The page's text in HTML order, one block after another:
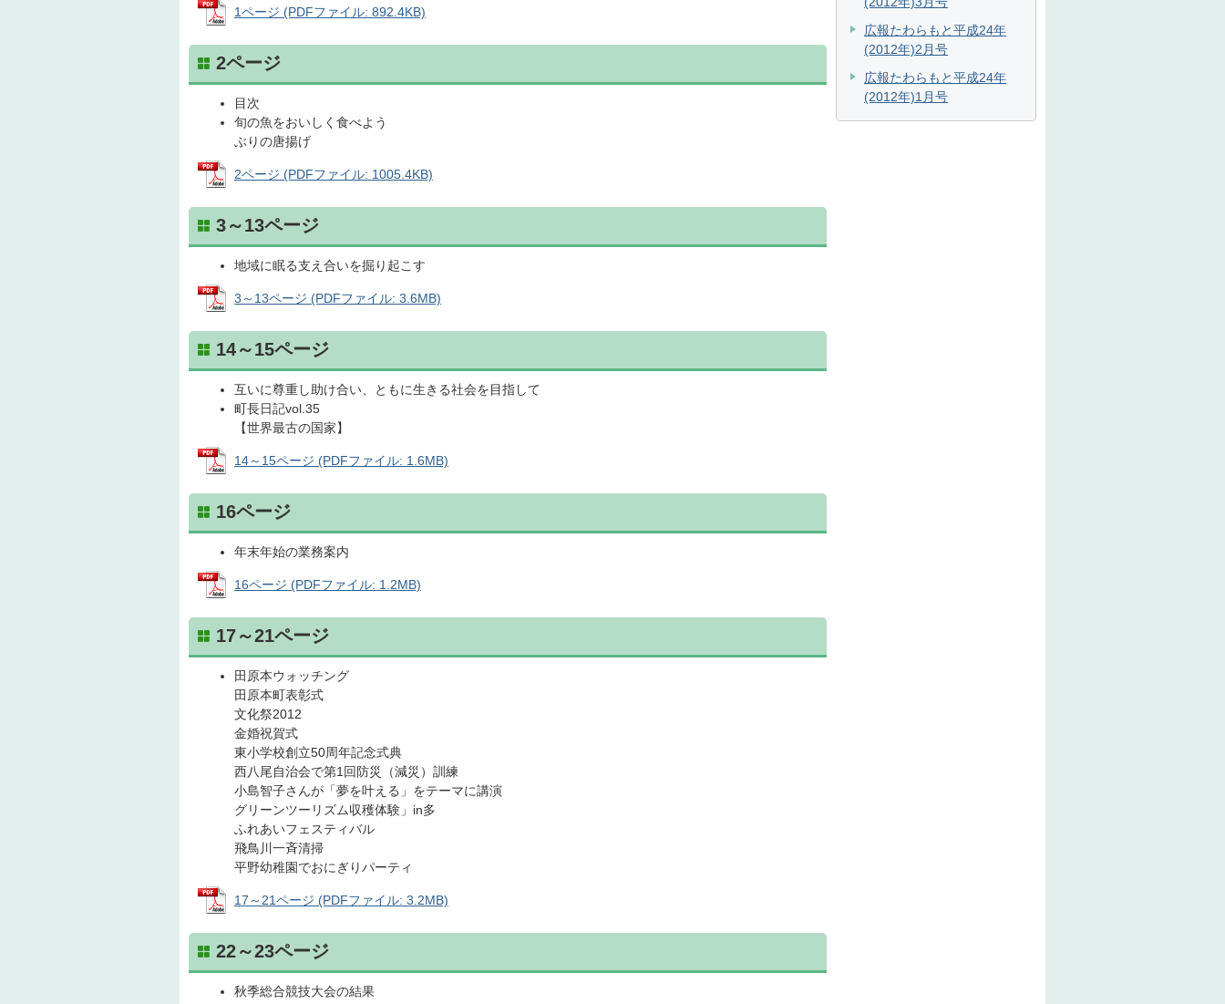
1ページ (PDFファイル: 892.4KB)
2ページ
目次
旬の魚をおいしく食べよう
ぶりの唐揚げ
2ページ (PDFファイル: 1005.4KB)
3～13ページ
地域に眠る支え合いを掘り起こす
3～13ページ (PDFファイル: 3.6MB)
14～15ページ
互いに尊重し助け合い、ともに生きる社会を目指して
町長日記vol.35
【世界最古の国家】
14～15ページ (PDFファイル: 1.6MB)
16ページ
年末年始の業務案内
16ページ (PDFファイル: 1.2MB)
17～21ページ
田原本ウォッチング
田原本町表彰式
文化祭2012
金婚祝賀式
東小学校創立50周年記念式典
西八尾自治会で第1回防災（減災）訓練
小島智子さんが「夢を叶える」をテーマに講演
グリーンツーリズム収穫体験」in多
ふれあいフェスティバル
飛鳥川一斉清掃
平野幼稚園でおにぎりパーティ
17～21ページ (PDFファイル: 3.2MB)
22～23ページ
秋季総合競技大会の結果
広報たわらもと平成24年
(2012年)2月号
広報たわらもと平成24年
(2012年)1月号